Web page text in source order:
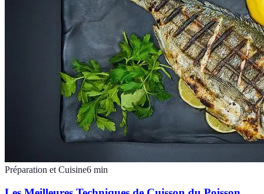
Préparation et Cuisine6 min